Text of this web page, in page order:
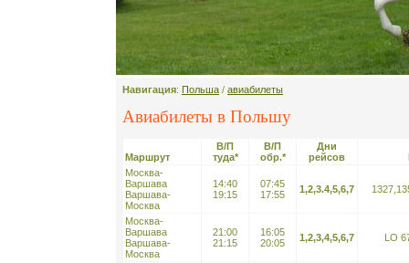
Навигация: Польша / авиабилеты
Авиабилеты в Польшу
Маршрут
В/П
туда*
В/П
обр.*
Дни
рейсов
Москва-
Варшава
Варшава-
Москва
14:40
19:15
07:45
17:55
1,2,3.4,5,6,7
Москва-
Варшава
Варшава-
Москва
21:00
21:15
16:05
20:05
1,2,3,4,5,6,7 LO